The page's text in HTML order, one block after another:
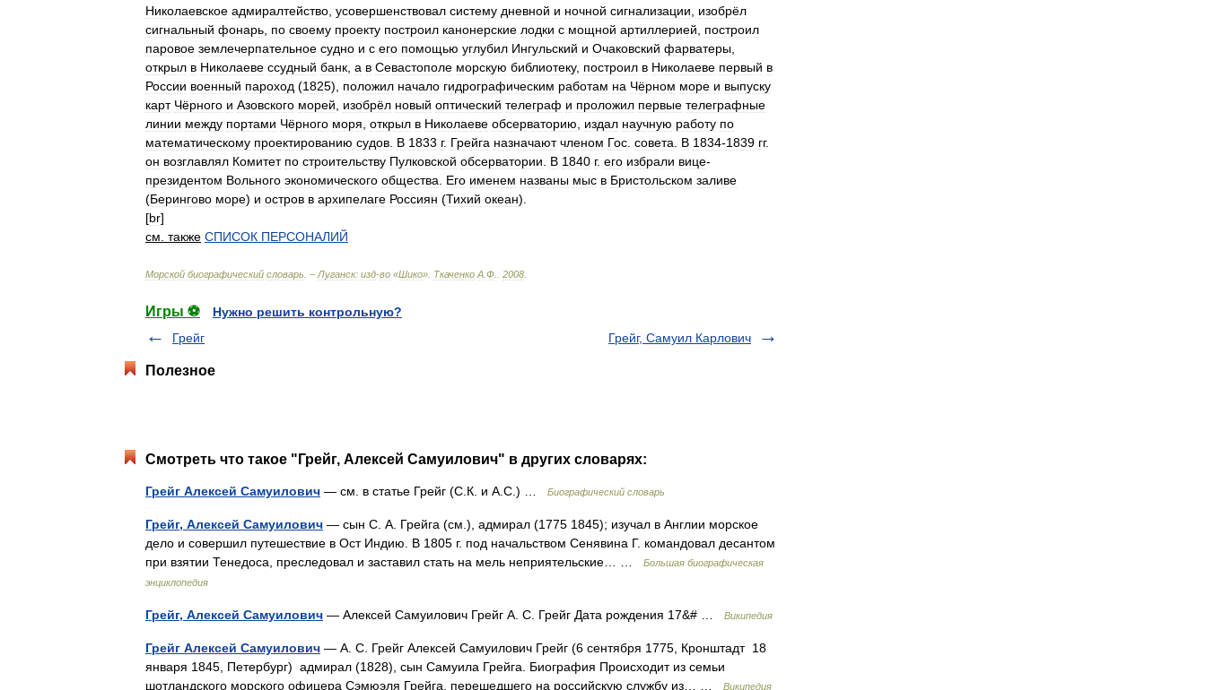
Николаевское адмиралтейство усовершенствовал систему дневной и ночной сигнализации
изобрёл
сигнальный фонарь по своему проекту построил канонерские лодки с мощной артиллерией
построил
паровое землечерпательное судно и с его помощью углубил Ингульский и Очаковский фарватеры
открыл в Николаеве ссудный банк а в Севастополе морскую библиотеку, построил в Николаеве первый в
России военный пароход (1825), положил начало гидрографическим работам на Чёрном море и выпуску
карт Чёрного и Азовского морей изобрёл новый оптический телеграф и проложил первые телеграфные
линии между портами Чёрного моря открыл в Николаеве обсерваторию издал научную работу по
математическому проектированию судов В 1833 г. Грейга назначают членом Гос совета В 1834-1839 гг.
он возглавлял Комитет по строительству Пулковской обсерватории В 1840 г. его избрали вице-
президентом Вольного экономического общества Его именем названы мыс в Бристольском заливе
(Берингово море) и остров в архипелаге Россиян (Тихий океан).
[br]
см также СПИСОК ПЕРСОНАЛИЙ
Морской биографический словарь . – Луганск: изд-во «Шико» Ткаченко А Ф 2008
Игры ⚽
Нужно решить контрольную?
Грейг
Грейг, Самуил Карлович
Полезное
Смотреть что такое "Грейг, Алексей Самуилович" в других словарях:
Грейг Алексей Самуилович — см. в статье Грейг (С.К. и А.С.) … Биографический словарь
Грейг, Алексей Самуилович — сын С. А. Грейга (см.), адмирал (1775 1845); изучал в Англии морское
дело и совершил путешествие в Ост Индию. В 1805 г. под начальством Сенявина Г. командовал десантом
при взятии Тенедоса, преследовал и заставил стать на мель неприятельские… …
Большая биографическая
энциклопедия
Грейг, Алексей Самуилович — Алексей Самуилович Грейг А. С. Грейг Дата рождения 17&# … Википедия
Грейг Алексей Самуилович — А. С. Грейг Алексей Самуилович Грейг (6 сентября 1775, Кронштадт 18
января 1845, Петербург) адмирал (1828), сын Самуила Грейга. Биография Происходит из семьи
шотландского морского офицера Сэмюэля Грейга, перешедшего на российскую службу из… …
Википедия